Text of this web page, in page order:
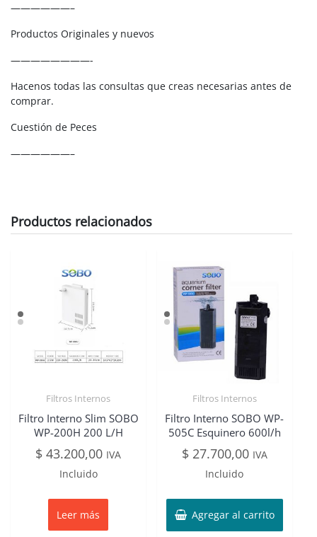
——————–
Productos Originales y nuevos
————————-
Hacenos todas las consultas que creas necesarias antes de
comprar.
Cuestión de Peces
——————–
Productos relacionados
Filtros Internos
Filtro Interno Slim SOBO
WP-200H 200 L/H
$ 43.200,00 IVA
Incluido
Leer más
Filtros Internos
Filtro Interno SOBO WP-
505C Esquinero 600l/h
$ 27.700,00 IVA
Incluido
Agregar al carrito